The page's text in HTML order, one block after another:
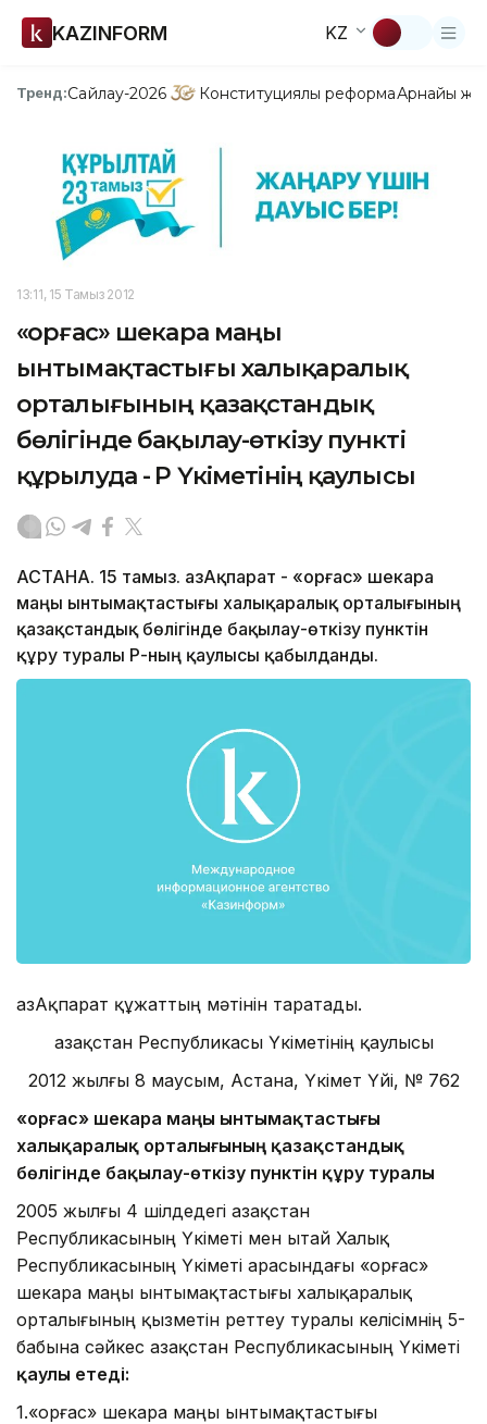
KAZINFORM KZ
Тренд:Сайлау-2026 Конституциялық реформаАрнайы
13:11, 15 Тамыз 2012
«Қорғас» шекара маңы
ынтымақтастығы халықаралық
орталығының қазақстандық
бөлігінде бақылау-өткізу пункті
құрылуда - ҚР Үкіметінің қаулысы
АСТАНА. 15 тамыз. ҚазАқпарат - «Қорғас» шекара
маңы ынтымақтастығы халықаралық орталығының
қазақстандық бөлігінде бақылау-өткізу пунктін
құру туралы ҚР-ның қаулысы қабылданды.
ҚазАқпарат құжаттың мәтінін таратады.
Қазақстан Республикасы Үкіметінің қаулысы
2012 жылғы 8 маусым, Астана, Үкімет Үйі, № 762
«Қорғас» шекара маңы ынтымақтастығы
халықаралық орталығының қазақстандық
бөлігінде бақылау-өткізу пунктін құру туралы
2005 жылғы 4 шілдедегі Қазақстан
Республикасының Үкіметі мен Қытай Халық
Республика­сының Үкіметі арасындағы «Қорғас»
шекара маңы ынтымақтастығы халықаралық
орталығының қызметін реттеу туралы келісімнің 5-
бабына сәйкес Қазақстан Республикасының Үкіметі
қаулы етеді:
1.«Қорғас» шекара маңы ынтымақтастығы